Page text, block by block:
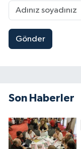
Gönder
Son Haberler